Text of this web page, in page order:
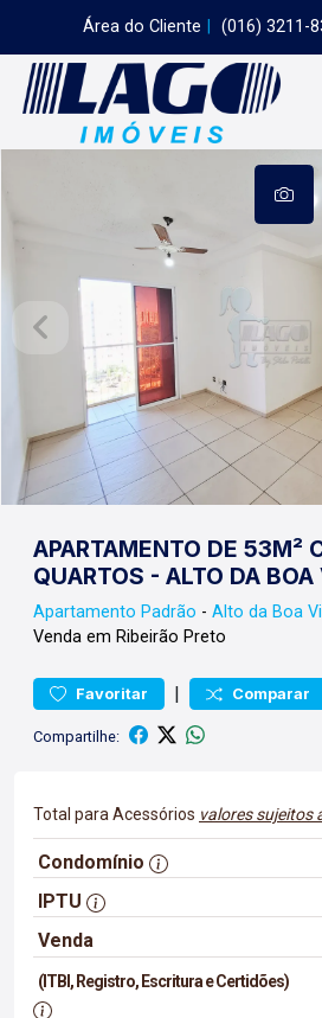
Área do Cliente (016) 3211-
APARTAMENTO DE 53M²
QUARTOS - ALTO DA BOA
Apartamento Padrão - Alto da Boa
Venda em Ribeirão Preto
Favoritar | Comparar
Compartilhe:
Total para Acessórios valores sujeitos
Condomínio
IPTU
Venda
(ITBI, Registro, Escritura e Certidões)